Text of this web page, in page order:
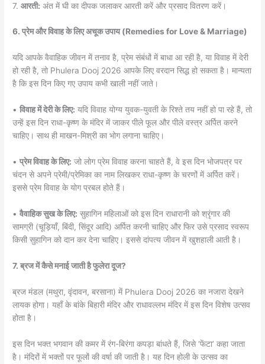
7.आरती: अंत में घी का दीपक जलाकर आरती करें और प्रसाद वितरण करें।
6. प्रेम और विवाह के लिए अचूक उपाय (Remedies for Love & Marriage)
यदि आपके वैवाहिक जीवन में तनाव है, प्रेम संबंधों में बाधा आ रही है, या विवाह में देरी
हो रही है, तो Phulera Dooj 2026 आपके लिए वरदान सिद्ध हो सकता है। मान्यता
है कि इस दिन किए गए उपाय कभी खाली नहीं जाते।
•विवाह में देरी के लिए: यदि विवाह योग्य युवक-युवती के रिश्ते तय नहीं हो पा रहे हैं, तो
उन्हें इस दिन राधा-कृष्ण के मंदिर में जाकर पीले फूल और पीले वस्त्र अर्पित करने
चाहिए। साथ ही माखन-मिश्री का भोग लगाना चाहिए।
•प्रेम विवाह के लिए: जो लोग प्रेम विवाह करना चाहते हैं, वे इस दिन भोजपत्र पर
चंदन से अपने प्रेमी/प्रेमिका का नाम लिखकर राधा-कृष्ण के चरणों में अर्पित करें।
इससे प्रेम विवाह के योग प्रबल होते हैं।
•वैवाहिक सुख के लिए: सुहागिन महिलाओं को इस दिन राधारानी को श्रृंगार की
सामग्री (चूड़ियाँ, बिंदी, सिंदूर आदि) अर्पित करनी चाहिए और फिर उसे प्रसाद स्वरूप
किसी सुहागिन को दान कर देना चाहिए। इससे दांपत्य जीवन में खुशहाली आती है।
7. ब्रज में कैसे मनाई जाती है फुलेरा दूज?
ब्रज मंडल (मथुरा, वृंदावन, बरसाना) में Phulera Dooj 2026 का नजारा देखने
लायक होगा। यहाँ के बांके बिहारी मंदिर और राधावल्लभ मंदिर में इस दिन विशेष उत्सव
होता है।
इस दिन भक्त भगवान की कमर में रंग-बिरंगा कपड़ा बांधते हैं, जिसे ‘फेंटा’ कहा जाता
है। मंदिरों में भक्तों पर फूलों की वर्षा की जाती है। यह दिन होली के उत्सव का